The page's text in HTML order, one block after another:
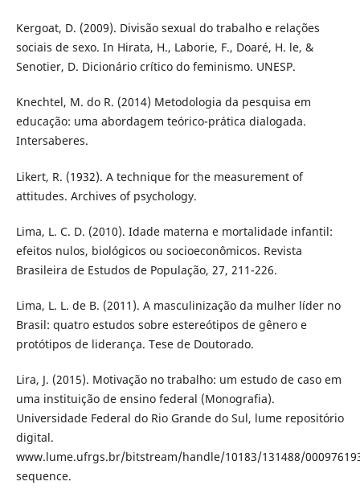
Kergoat, D. (2009). Divisão sexual do trabalho e relações
sociais de sexo. In Hirata, H., Laborie, F., Doaré, H. le, &
Senotier, D. Dicionário crítico do feminismo. UNESP.
Knechtel, M. do R. (2014) Metodologia da pesquisa em
educação: uma abordagem teórico-prática dialogada.
Intersaberes.
Likert, R. (1932). A technique for the measurement of
attitudes. Archives of psychology.
Lima, L. C. D. (2010). Idade materna e mortalidade infantil:
efeitos nulos, biológicos ou socioeconômicos. Revista
Brasileira de Estudos de População, 27, 211-226.
Lima, L. L. de B. (2011). A masculinização da mulher líder no
Brasil: quatro estudos sobre estereótipos de gênero e
protótipos de liderança. Tese de Doutorado.
Lira, J. (2015). Motivação no trabalho: um estudo de caso em
uma instituição de ensino federal (Monografia).
Universidade Federal do Rio Grande do Sul, lume repositório
digital.
www.lume.ufrgs.br/bitstream/handle/10183/131488/
sequence.